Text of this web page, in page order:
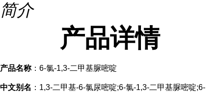
简介
产品详情
产品名称：6-氯-1,3-二甲基脲嘧啶
中文别名 ：1,3-二甲基-6-氯尿嘧啶;6-氯-1,3-二甲基脲嘧啶;6-